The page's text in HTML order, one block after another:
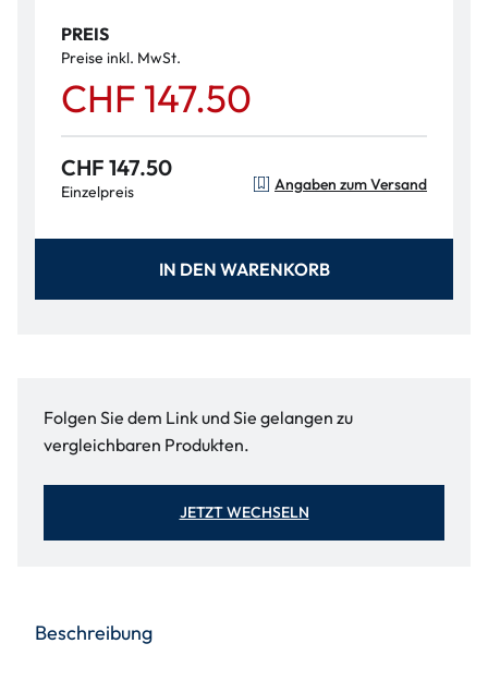
PREIS
Preise inkl. MwSt.
CHF 147.50
CHF 147.50
Einzelpreis Angaben zum Versand
IN DEN WARENKORB
Folgen Sie dem Link und Sie gelangen zu
vergleichbaren Produkten.
JETZT WECHSELN
Beschreibung